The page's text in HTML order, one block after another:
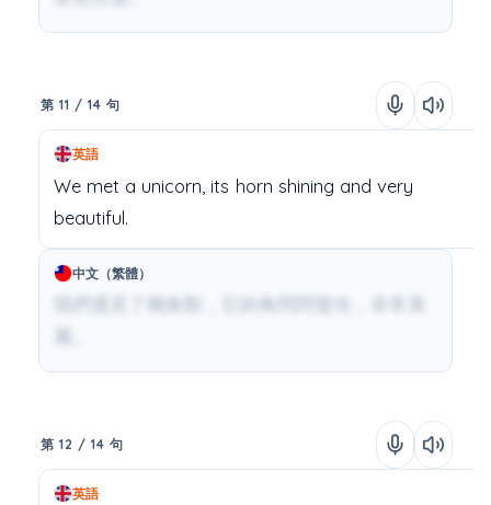
第 11 / 14 句
英語
We met a unicorn, its horn shining and very
beautiful.
中文（繁體）
我們遇見了獨角獸，它的角閃閃發光，非常美
第 12 / 14 句
英語